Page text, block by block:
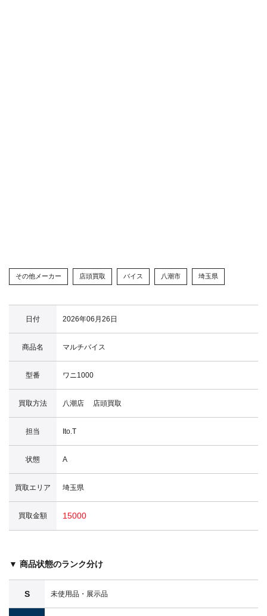
その他メーカー 店頭買取 バイス 八潮市 埼玉県
日付 2026年06月26日
商品名 マルチバイス
型番 ワニ1000
買取方法 八潮店 店頭買取
担当 Ito.T
状態 A
買取エリア 埼玉県
買取金額 15000
▼ 商品状態のランク分け
S 未使用品・展示品